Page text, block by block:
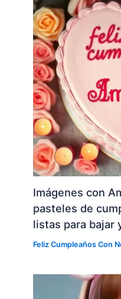
Imágenes con
pasteles de
listas para bajar
Feliz Cumpleaños Con